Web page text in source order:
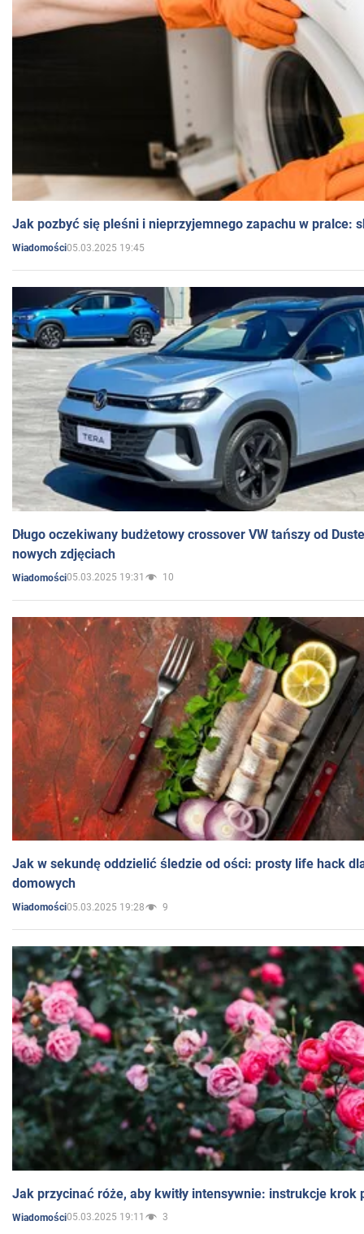
Jak pozbyć się pleśni i nieprzyjemnego zapachu w pralce:
Wiadomości05.03.2025 19:45
Długo oczekiwany budżetowy crossover VW tańszy od
nowych zdjęciach
Wiadomości05.03.2025 19:31 10
Jak w sekundę oddzielić śledzie od ości: prosty life hack
domowych
Wiadomości05.03.2025 19:28 9
Jak przycinać róże, aby kwitły intensywnie: instrukcje krok
Wiadomości05.03.2025 19:11 3